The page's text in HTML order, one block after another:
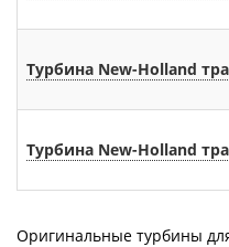
Турбина New-Holland
Турбина New-Holland
Оригинальные турбины